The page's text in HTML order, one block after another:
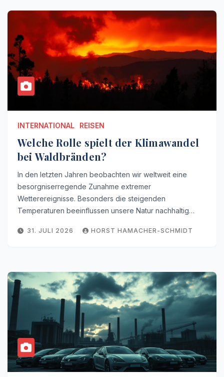
INTERNATIONAL REISEN
Welche Rolle spielt der Klimawandel
bei Waldbränden?
In den letzten Jahren beobachten wir weltweit eine
besorgniserregende Zunahme extremer
Wetterereignisse. Besonders die steigenden
Temperaturen beeinflussen unsere Natur nachhaltig…
31. JULI 2026 HORST HAMACHER-SCHMIDT